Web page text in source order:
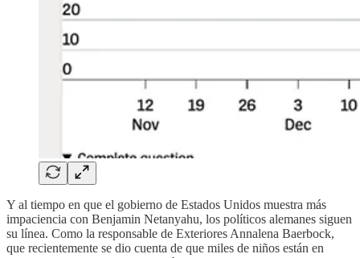
Y al tiempo en que el gobierno de Estados Unidos muestra más
impaciencia con Benjamin Netanyahu, los políticos alemanes siguen
su línea. Como la responsable de Exteriores Annalena Baerbock,
que recientemente se dio cuenta de que miles de niños están en